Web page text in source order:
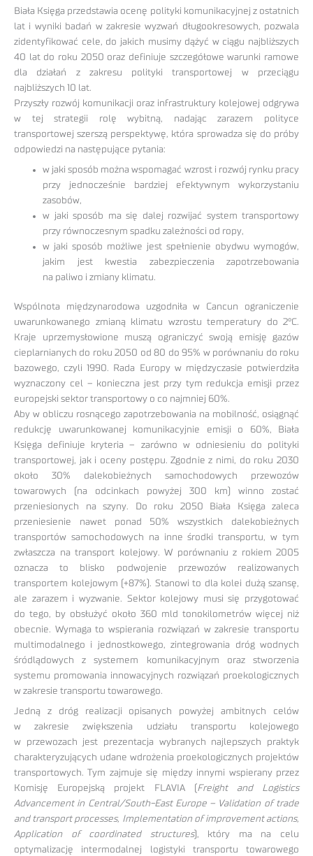
Biała Księga przedstawia ocenę polityki komunikacyjnej z ostatnich
lat i wyniki badań w zakresie wyzwań długookresowych, pozwala
zidentyfikować cele, do jakich musimy dążyć w ciągu najbliższych
40 lat do roku 2050 oraz definiuje szczegółowe warunki ramowe
dla działań z zakresu polityki transportowej w przeciągu
najbliższych 10 lat.
Przyszły rozwój komunikacji oraz infrastruktury kolejowej odgrywa
w tej strategii rolę wybitną, nadając zarazem polityce
transportowej szerszą perspektywę, która sprowadza się do próby
odpowiedzi na następujące pytania:
w jaki sposób można wspomagać wzrost i rozwój rynku pracy
przy jednocześnie bardziej efektywnym wykorzystaniu
zasobów,
w jaki sposób ma się dalej rozwijać system transportowy
przy równoczesnym spadku zależności od ropy,
w jaki sposób możliwe jest spełnienie obydwu wymogów,
jakim jest kwestia zabezpieczenia zapotrzebowania
na paliwo i zmiany klimatu.
Wspólnota międzynarodowa uzgodniła w Cancun ograniczenie
uwarunkowanego zmianą klimatu wzrostu temperatury do 2°C.
Kraje uprzemysłowione muszą ograniczyć swoją emisję gazów
cieplarnianych do roku 2050 od 80 do 95% w porównaniu do roku
bazowego, czyli 1990. Rada Europy w międzyczasie potwierdziła
wyznaczony cel – konieczna jest przy tym redukcja emisji przez
europejski sektor transportowy o co najmniej 60%.
Aby w obliczu rosnącego zapotrzebowania na mobilność, osiągnąć
redukcję uwarunkowanej komunikacyjnie emisji o 60%, Biała
Księga definiuje kryteria – zarówno w odniesieniu do polityki
transportowej, jak i oceny postępu. Zgodnie z nimi, do roku 2030
około 30% dalekobieżnych samochodowych przewozów
towarowych (na odcinkach powyżej 300 km) winno zostać
przeniesionych na szyny. Do roku 2050 Biała Księga zaleca
przeniesienie nawet ponad 50% wszystkich dalekobieżnych
transportów samochodowych na inne środki transportu, w tym
zwłaszcza na transport kolejowy. W porównaniu z rokiem 2005
oznacza to blisko podwojenie przewozów realizowanych
transportem kolejowym (+87%). Stanowi to dla kolei dużą szansę,
ale zarazem i wyzwanie. Sektor kolejowy musi się przygotować
do tego, by obsłużyć około 360 mld tonokilometrów więcej niż
obecnie. Wymaga to wspierania rozwiązań w zakresie transportu
multimodalnego i jednostkowego, zintegrowania dróg wodnych
śródlądowych z systemem komunikacyjnym oraz stworzenia
systemu promowania innowacyjnych rozwiązań proekologicznych
w zakresie transportu towarowego.
Jedną z dróg realizacji opisanych powyżej ambitnych celów
w zakresie zwiększenia udziału transportu kolejowego
w przewozach jest prezentacja wybranych najlepszych praktyk
charakteryzujących udane wdrożenia proekologicznych projektów
transportowych. Tym zajmuje się między innymi wspierany przez
Komisję Europejską projekt FLAVIA ( Freight and Logistics
Advancement in Central/South-East Europe – Validation of trade
and transport processes, Implementation of improvement actions,
Application of coordinated structures), który ma na celu
optymalizację intermodalnej logistyki transportu towarowego